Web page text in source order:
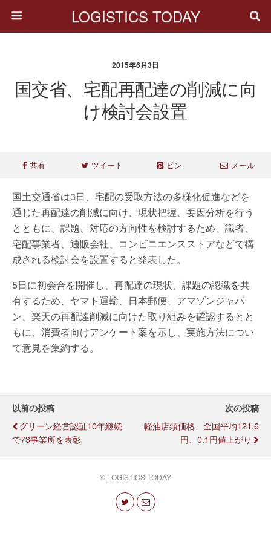
LOGISTICS TODAY
2015年6月3日
国交省、宅配再配達の削減に向
け検討会設置
共有 ツイート ピン メール
国土交通省は3日、宅配の受取方法の多様化促進などを
通じた再配達の削減に向け、現状把握、要因分析を行う
とともに、課題、対応の方向性を検討するため、識者、
宅配事業者、通販会社、コンビニエンスストアなどで構
成される検討会を設置すると発表した。
5日に初会合を開催し、再配達の現状、課題の認識を共
有するため、ヤマト運輸、日本郵便、アマゾンジャパ
ン、楽天の再配達削減に向けた取り組みを確認するとと
もに、消費者向けアンケート案を示し、実施方法につい
て意見を集約する。
以前の投稿
グリーン経営認証10年継続
で73事業所を表彰
次の投稿
軽油店頭価格、全国平均121.6
円、0.1円値上がり
© LOGISTICS TODAY